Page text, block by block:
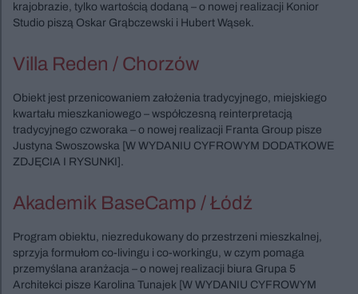
krajobrazie, tylko wartością dodaną – o nowej realizacji Konior
Studio piszą Oskar Grąbczewski i Hubert Wąsek.
Villa Reden / Chorzów
Obiekt jest przenicowaniem założenia tradycyjnego, miejskiego
kwartału mieszkaniowego – współczesną reinterpretacją
tradycyjnego czworaka – o nowej realizacji Franta Group pisze
Justyna Swoszowska [W WYDANIU CYFROWYM DODATKOWE
ZDJĘCIA I RYSUNKI].
Akademik BaseCamp / Łódź
Program obiektu, niezredukowany do przestrzeni mieszkalnej,
sprzyja formułom co-livingu i co-workingu, w czym pomaga
przemyślana aranżacja – o nowej realizacji biura Grupa 5
Architekci pisze Karolina Tunajek [W WYDANIU CYFROWYM